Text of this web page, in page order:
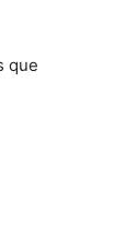
que